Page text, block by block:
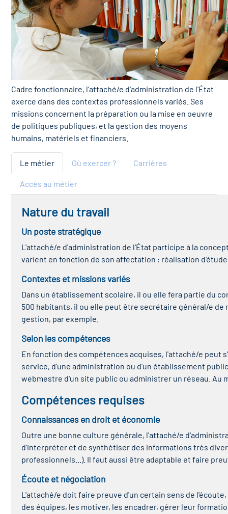
Cadre fonctionnaire, l'attaché/e d'administration de l'État
exerce dans des contextes professionnels variés. Ses
missions concernent la préparation ou la mise en oeuvre
de politiques publiques, et la gestion des moyens
humains, matériels et financiers.
Le métier Où exercer ? Carrières
Accès au métier
Nature du travail
Un poste stratégique
L'attaché/e d'administration de l'État participe à la
varient en fonction de son affectation : réalisation
Contextes et missions variés
Dans un établissement scolaire, il ou elle fera partie du
500 habitants, il ou elle peut être secrétaire général/e
gestion, par exemple.
Selon les compétences
En fonction des compétences acquises, l'attaché/e peut
service, d'une administration ou d'un établissement
webmestre d'un site public ou administrer un réseau.
Compétences requises
Connaissances en droit et économie
Outre une bonne culture générale, l'attaché/e
d'interpréter et de synthétiser des informations très
professionnels...). Il faut aussi être adaptable et faire
Écoute et négociation
L'attaché/e doit faire preuve d'un certain sens de
des équipes, les motiver, les encadrer, gérer leur